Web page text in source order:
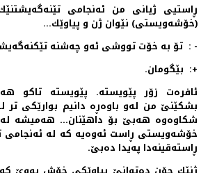
ڕاستیی ژیانی من ئه‌نجامی
(خۆشه‌ویستی) نێوان ژن و پیاوێك…
- : تۆ به‌ خۆت تووشی ئه‌و چه‌شنه‌
+: بێگومان.
ئافره‌ت زۆر پێویسته‌. پێویسته‌ تاكو
بشكێنێ من له‌و باوه‌ڕه‌ دانیم بوارێكی
شكاوه‌وه‌ هه‌بێ بۆ داهێنان… هه‌میشه‌
خۆشه‌ویستی ڕاست ئه‌وه‌یه‌ كه‌ له‌ ئه‌نجامی
ڕاسته‌قینه‌دا په‌یدا ده‌بێ.